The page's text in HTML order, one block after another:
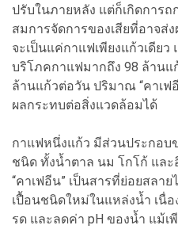
ปรับในภายหลัง แต่ก็เกิดการถ
สมการจัดการของเสียที่อาจส่
จะเป็นแค่กาแฟเพียงแก้วเดีย
บริโภคกาแฟมากถึง 98 ล้านแ
ล้านแก้วต่อวัน ปริมาณ “คาเฟ
ผลกระทบต่อสิ่งแวดล้อมได้
กาแฟหนึ่งแก้ว มีส่วนประกอบ
ชนิด ทั้งน้ำตาล นม โกโก้ แล
“คาเฟอีน” เป็นสารที่ย่อยสลา
เปื้อนชนิดใหม่ในแหล่งน้ำ เนื่
รด และลดค่า pH ของน้ำ แม้เ